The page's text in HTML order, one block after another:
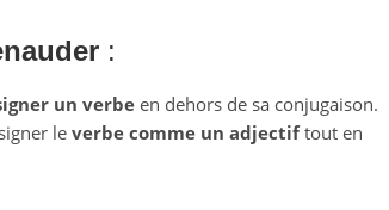
:
un verbeen dehors de sa conjugaison.
le verbe comme un adjectiftout en